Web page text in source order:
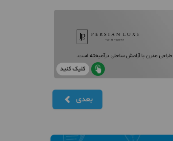
کلیک کنید
بعدی